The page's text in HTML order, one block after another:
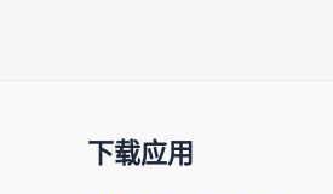
下载应用